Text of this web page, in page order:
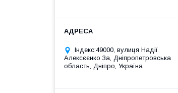
Індекс:49000, вулиця Надії
Алексєєнко 3а, Дніпропетровська
область, Дніпро, Україна